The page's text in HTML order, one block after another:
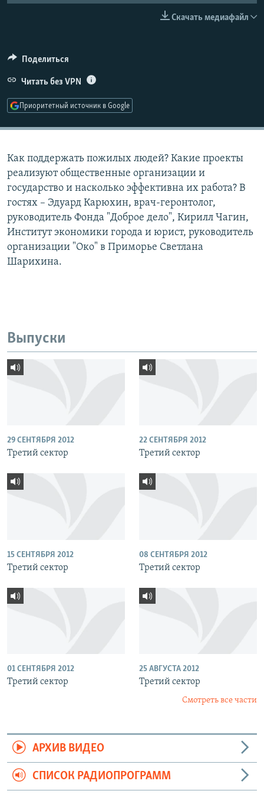
СОЦИАЛЬНЫЕ СЕТИ
Скачать медиафайл
Поделиться
Читать без VPN
Приоритетный источник в Google
Как поддержать пожилых людей? Какие проекты
реализуют общественные организации и
государство и насколько эффективна их работа? В
гостях – Эдуард Карюхин, врач-геронтолог,
руководитель Фонда "Доброе дело", Кирилл Чагин,
Институт экономики города и юрист, руководитель
организации "Око" в Приморье Светлана
Шарихина.
Выпуски
29 СЕНТЯБРЯ 2012
Третий сектор
22 СЕНТЯБРЯ 2012
Третий сектор
15 СЕНТЯБРЯ 2012
Третий сектор
08 СЕНТЯБРЯ 2012
Третий сектор
01 СЕНТЯБРЯ 2012
Третий сектор
25 АВГУСТА 2012
Третий сектор
Смотреть все части
АРХИВ ВИДЕО
СПИСОК РАДИОПРОГРАММ